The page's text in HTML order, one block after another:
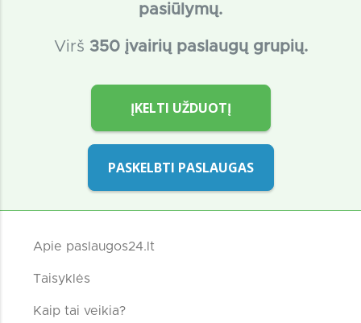
pasiūlymų.
Virš 350 įvairių paslaugų grupių.
ĮKELTI UŽDUOTĮ
PASKELBTI PASLAUGAS
Apie paslaugos24.lt
Taisyklės
Kaip tai veikia?